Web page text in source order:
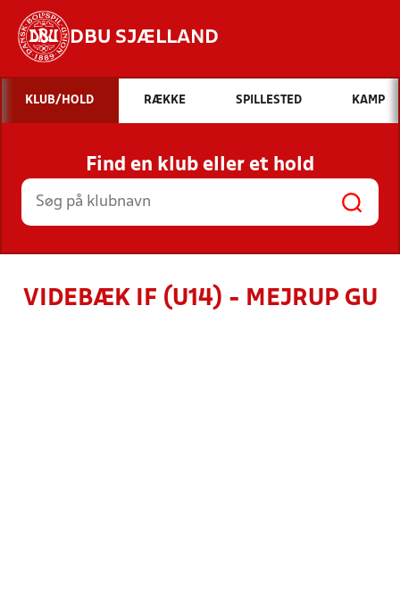
DBU SJÆLLAND
Hvad vil du søge efter?
INDHOLD OG NYHEDER
STILLINGER, RESULTATER, KLUBBER OG
HOLD
KLUB/HOLD RÆKKE SPILLESTED KAMP
Find en klub eller et hold
VIDEBÆK IF (U14) - MEJRUP GU